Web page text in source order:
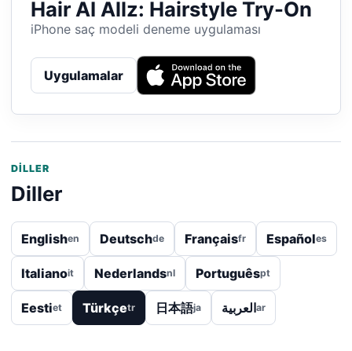
Hair AI Allz: Hairstyle Try-On
iPhone saç modeli deneme uygulaması
Uygulamalar
DILLER
Diller
Englishen Deutschde Françaisfr Españoles
Italianoit Nederlandsnl Portuguêspt
Eestiet Türkçetr 日本語ja العربيةar